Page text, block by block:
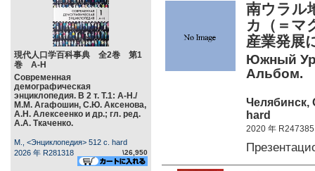
現代人口学百科事典 全2巻 第1
巻 А-Н
Современная
демографическая
энциклопедия. В 2 т. Т.1: А-Н./
М.М. Агафошин, С.Ю. Аксенова,
А.Н. Алексеенко и др.; гл. ред.
А.А. Ткаченко.
М., <Энциклопедия> 512 c. hard
2026 年 R281318
\26,950
南ウラル
カ（＝マ
産業発展
Южный
Альбом.
hard
2020 年 R247385